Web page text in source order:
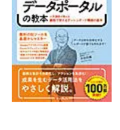
7月31日 10:00